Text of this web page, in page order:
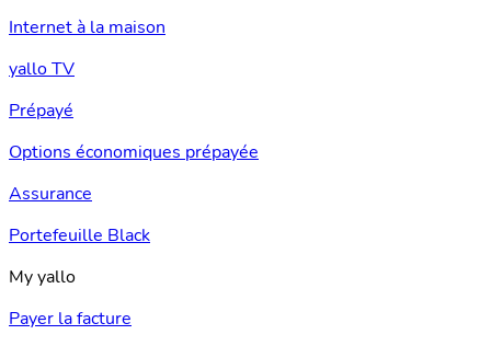
Internet à la maison
yallo TV
Prépayé
Options économiques prépayée
Assurance
Portefeuille Black
My yallo
Payer la facture